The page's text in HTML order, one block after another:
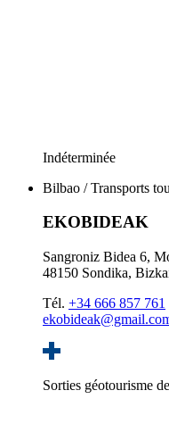
Indéterminée
Bilbao / Transports
EKOBIDEAK
Sangroniz Bidea 6,
48150 Sondika,
Tél. +34 666 857 761
Sorties géotourisme